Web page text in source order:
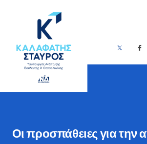
Οι προσπάθειες για την